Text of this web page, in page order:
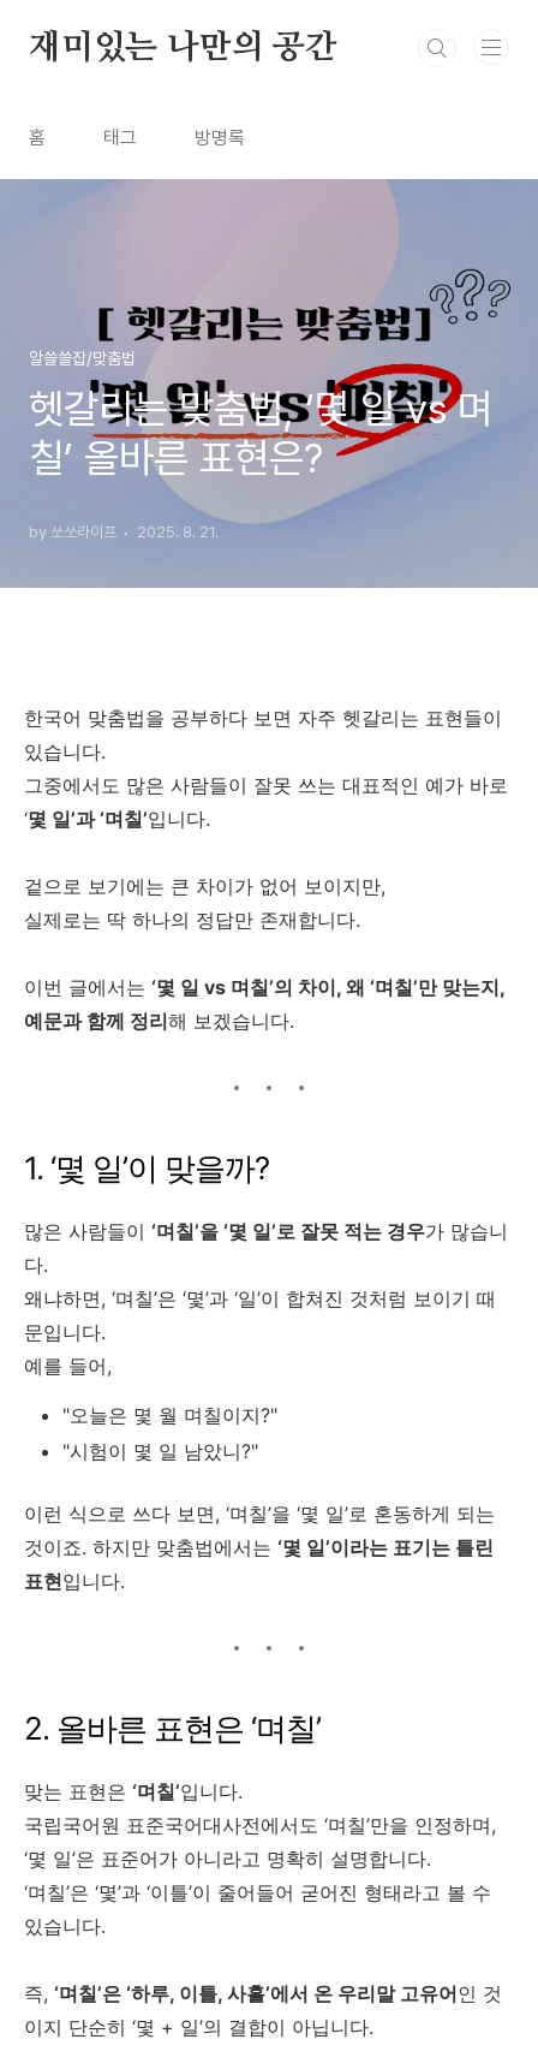
재미있는 나만의 공간
홈 태그 방명록
알쓸쓸잡/맞춤법
헷갈리는 맞춤법, ‘몇 일 vs 며
칠’ 올바른 표현은?
by 쏘쏘라이프 2025. 8. 21.
한국어 맞춤법을 공부하다 보면 자주 헷갈리는 표현들이
있습니다.
그중에서도 많은 사람들이 잘못 쓰는 대표적인 예가 바로
‘몇 일’과 ‘며칠’입니다.
겉으로 보기에는 큰 차이가 없어 보이지만,
실제로는 딱 하나의 정답만 존재합니다.
이번 글에서는 ‘몇 일 vs 며칠’의 차이, 왜 ‘며칠’만 맞는지,
예문과 함께 정리해 보겠습니다.
1. ‘몇 일’이 맞을까?
많은 사람들이 ‘며칠’을 ‘몇 일’로 잘못 적는 경우가 많습니
다.
왜냐하면, ‘며칠’은 ‘몇’과 ‘일’이 합쳐진 것처럼 보이기 때
문입니다.
예를 들어,
"오늘은 몇 월 며칠이지?"
"시험이 몇 일 남았니?"
이런 식으로 쓰다 보면, ‘며칠’을 ‘몇 일’로 혼동하게 되는
것이죠. 하지만 맞춤법에서는 ‘몇 일’이라는 표기는 틀린
표현입니다.
2. 올바른 표현은 ‘며칠’
맞는 표현은 ‘며칠’입니다.
국립국어원 표준국어대사전에서도 ‘며칠’만을 인정하며,
‘몇 일’은 표준어가 아니라고 명확히 설명합니다.
‘며칠’은 ‘몇’과 ‘이틀’이 줄어들어 굳어진 형태라고 볼 수
있습니다.
즉, ‘며칠’은 ‘하루, 이틀, 사흘’에서 온 우리말 고유어인 것
이지 단순히 ‘몇 + 일’의 결합이 아닙니다.